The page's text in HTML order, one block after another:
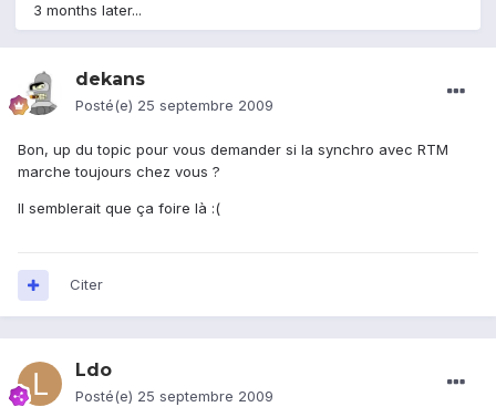
3 months later...
dekans
Posté(e) 25 septembre 2009
Bon, up du topic pour vous demander si la synchro avec RTM
marche toujours chez vous ?
Il semblerait que ça foire là :(
Citer
Ldo
Posté(e) 25 septembre 2009